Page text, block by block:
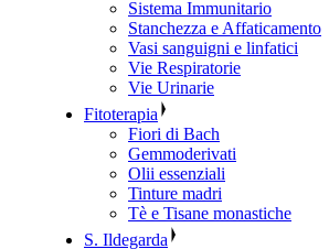
Sistema Immunitario
Stanchezza e Affaticamento
Vasi sanguigni e linfatici
Vie Respiratorie
Vie Urinarie
Fitoterapia
Fiori di Bach
Gemmoderivati
Olii essenziali
Tinture madri
Tè e Tisane monastiche
S. Ildegarda